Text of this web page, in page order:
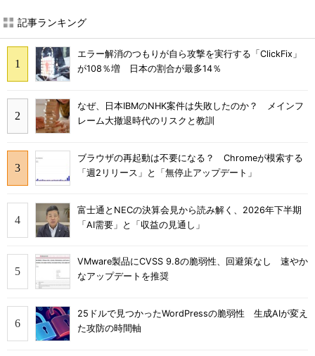
記事ランキング
エラー解消のつもりが自ら攻撃を実行する「ClickFix」
が108％増 日本の割合が最多14％
なぜ、日本IBMのNHK案件は失敗したのか？ メインフ
レーム大撤退時代のリスクと教訓
ブラウザの再起動は不要になる？ Chromeが模索する
「週2リリース」と「無停止アップデート」
富士通とNECの決算会見から読み解く、2026年下半期
「AI需要」と「収益の見通し」
VMware製品にCVSS 9.8の脆弱性、回避策なし 速やか
なアップデートを推奨
25ドルで見つかったWordPressの脆弱性 生成AIが変え
た攻防の時間軸